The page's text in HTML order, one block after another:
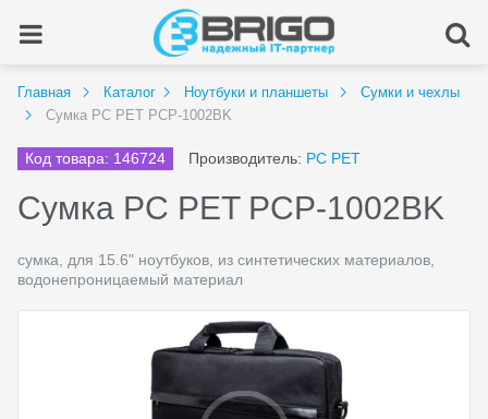
Главная Каталог Ноутбуки и планшеты
Сумки и чехлы
Сумка PC PET PCP-1002BK
Код товара: 146724 Производитель: PC PET
Сумка PC PET PCP-1002BK
сумка, для 15.6" ноутбуков, из синтетических материалов,
водонепроницаемый материал